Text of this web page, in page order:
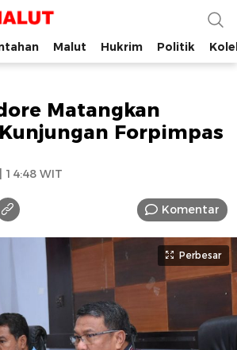
Terbaru
Malut Hukrim Politik
Matangkan
Forpimpas
14:48 WIT
Komentar
Perbesar